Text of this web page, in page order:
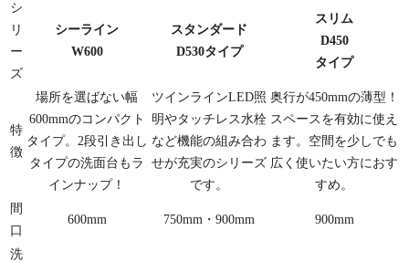
シ
リ
ー
ズ
シーライン
W600
スタンダード
D530タイプ
スリム
D450
タイプ
特
徴
場所を選ばない幅
600mmのコンパクト
タイプ。2段引き出し
タイプの洗面台もラ
インナップ！
ツインラインLED照
明やタッチレス水栓
など機能の組み合わ
せが充実のシリーズ
です。
奥行が450mmの薄型！
スペースを有効に使え
ます。空間を少しでも
広く使いたい方におす
すめ。
間
口
600mm 750mm・900mm 900mm
洗